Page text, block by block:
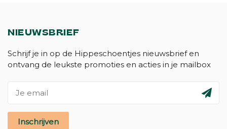
NIEUWSBRIEF
Schrijf je in op de Hippeschoentjes nieuwsbrief en
ontvang de leukste promoties en acties in je mailbox
Inschrijven